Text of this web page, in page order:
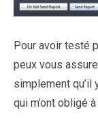
Pour avoir testé
peux vous
simplement qu’il
qui m’ont obligé